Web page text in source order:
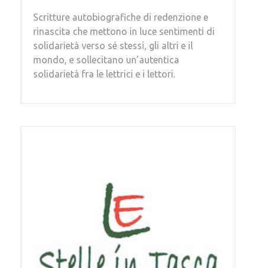
Scritture autobiografiche di redenzione e
rinascita che mettono in luce sentimenti di
solidarietà verso sé stessi, gli altri e il
mondo, e sollecitano un’autentica
solidarietà fra le lettrici e i lettori.